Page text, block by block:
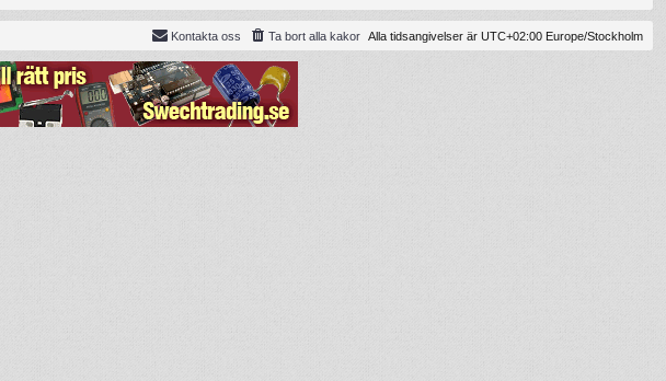
Alla tidsangivelser är UTC+02:00 Europe/Stockholm
Ta bort alla kakor
Kontakta oss